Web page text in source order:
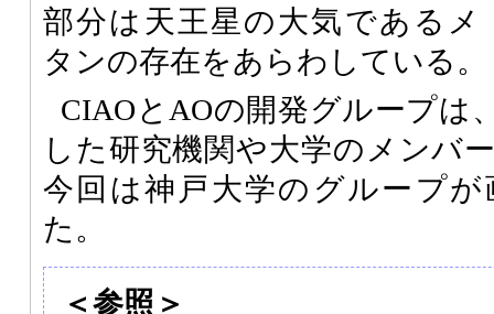
部分は天王星の大気であるメ
タンの存在をあらわしている。
CIAOとAOの開発グループは
した研究機関や大学のメンバ
今回は神戸大学のグループ
た。
＜参照＞